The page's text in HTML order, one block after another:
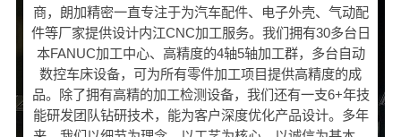
商，朗加精密一直专注于为汽车配件、电子外壳、气动配
件等厂家提供设计内江CNC加工服务。我们拥有30多台日
本FANUC加工中心、高精度的4轴5轴加工群，多台自动
数控车床设备，可为所有零件加工项目提供高精度的成
品。除了拥有高精的加工检测设备，我们还有一支6+年技
能研发团队钻研技术，能为客户深度优化产品设计。多年